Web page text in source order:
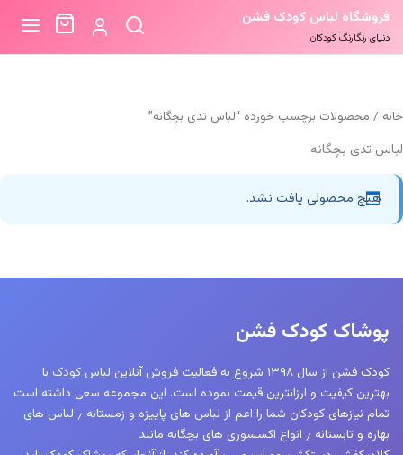
فروشگاه لباس کودک فشن
دنیای رنگارنگ کودکان
خانه / محصولات برچسب خورده “لباس تدی بچگانه”
لباس تدی بچگانه
هیچ محصولی یافت نشد.
پوشاک کودک فشن
کودک فشن از سال ۱۳۹۸ شروع به فعالیت فروش آنلاین لباس کودک با
بهترین کیفیت و ارزانترین قیمت نموده است. این مجموعه سعی داشته است
تمام نیازهای کودکان شما را اعم از لباس های پاییزه و زمستانه ٫ لباس های
بهاره و تابستانه ٫ انواع اکسسوری های بچگانه مانند